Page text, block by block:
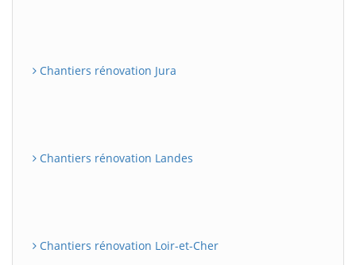
Chantiers rénovation Jura
Chantiers rénovation Landes
Chantiers rénovation Loir-et-Cher